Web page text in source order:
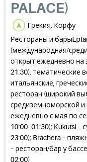
PALACE)
Грекия, Корфу
Рестораны и
(международная/
открыт ежедневно на
21:30), тематические
итальянские,
ресторан (широкий
средиземноморской и
ежедневно с мая по
10:00–01:30); Kukutsi –
23:00); Brachera –
– ресторан/бар у
02:00)